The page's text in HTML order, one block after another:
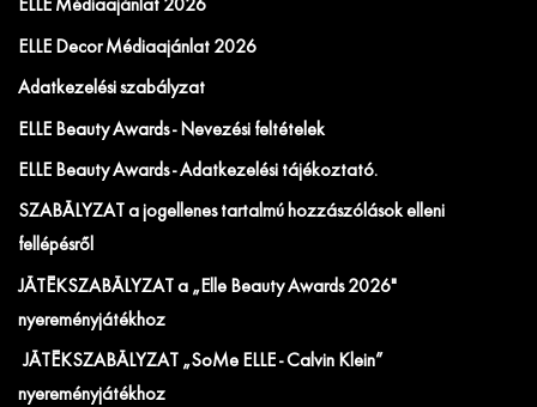
ELLE Médiaajánlat 2026
ELLE Decor Médiaajánlat 2026
Adatkezelési szabályzat
ELLE Beauty Awards - Nevezési feltételek
ELLE Beauty Awards - Adatkezelési tájékoztató.
SZABÁLYZAT a jogellenes tartalmú hozzászólások elleni
fellépésről
JÁTÉKSZABÁLYZAT a „Elle Beauty Awards 2026"
nyereményjátékhoz
JÁTÉKSZABÁLYZAT „SoMe ELLE - Calvin Klein”
nyereményjátékhoz